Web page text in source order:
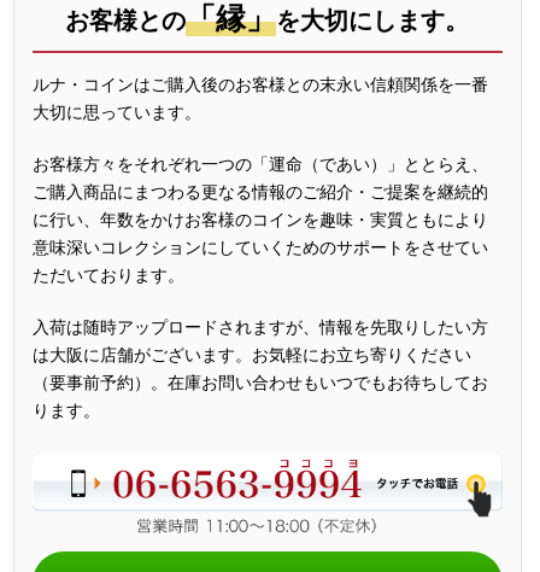
お客様との「縁」を大切にします。
ルナ・コインはご購入後のお客様との末永い信頼関係を一番
大切に思っています。
お客様方々をそれぞれ一つの「運命（であい）」ととらえ、
ご購入商品にまつわる更なる情報のご紹介・ご提案を継続的
に行い、年数をかけお客様のコインを趣味・実質ともにより
意味深いコレクションにしていくためのサポートをさせてい
ただいております。
入荷は随時アップロードされますが、情報を先取りしたい方
は大阪に店舗がございます。お気軽にお立ち寄りください
（要事前予約）。在庫お問い合わせもいつでもお待ちしてお
ります。